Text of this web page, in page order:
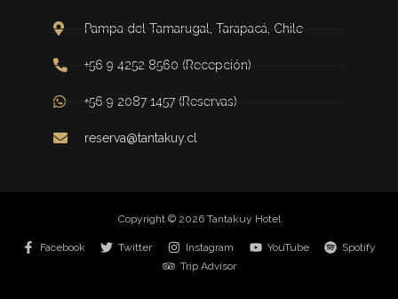
Pampa del Tamarugal, Tarapacá, Chile
+56 9 4252 8560 (Recepción)
+56 9 2087 1457 (Reservas)
reserva@tantakuy.cl
Copyright © 2026 Tantakuy Hotel
Facebook Twitter Instagram YouTube
Spotify
Trip Advisor